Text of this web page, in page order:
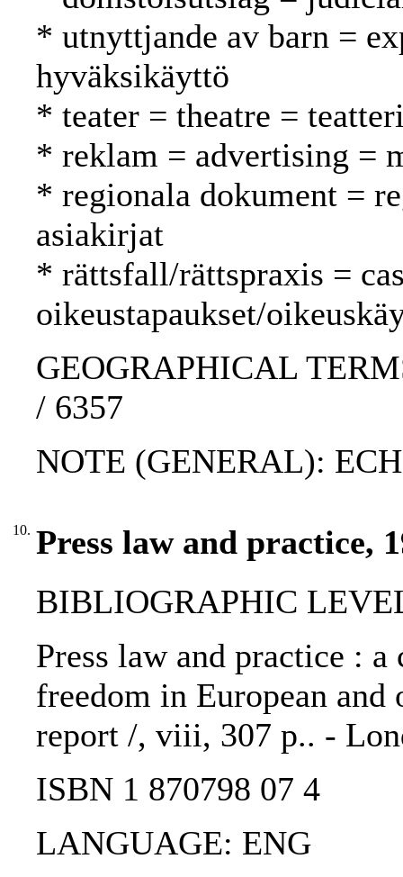
* utnyttjande av barn =
hyväksikäyttö
* teater = theatre =
* reklam = advertising =
* regionala dokument =
asiakirjat
* rättsfall/rättspraxis =
oikeustapaukset/
GEOGRAPHICAL
/ 6357
NOTE (GENERAL):
10. Press law and practice,
BIBLIOGRAPHIC
Press law and practice :
freedom in European
report /, viii, 307 p.. -
ISBN 1 870798 07 4
LANGUAGE: ENG